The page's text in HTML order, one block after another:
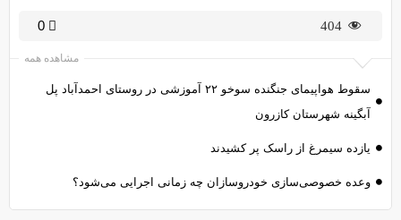
404
0
مشاهده همه
سقوط هواپیمای جنگنده سوخو ۲۲ آموزشی در روستای احمدآباد پل
آبگینه شهرستان کازرون
یازده سیمرغ از راسک پر کشیدند
وعده خصوصی‌سازی خودروسازان چه زمانی اجرایی می‌شود؟